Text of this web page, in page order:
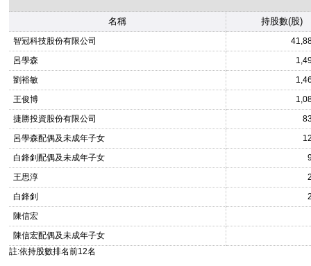
名稱 持股數(股)
智冠科技股份有限公司
呂學森
劉裕敏
王俊博
捷勝投資股份有限公司
呂學森配偶及未成年子女
白鋒釗配偶及未成年子女
王思淳
白鋒釗
陳信宏
陳信宏配偶及未成年子女
註:依持股數排名前12名